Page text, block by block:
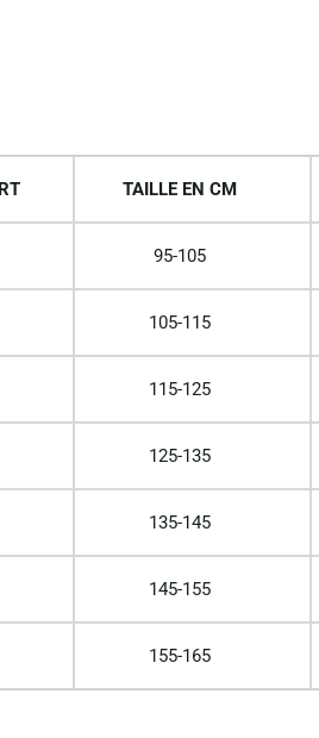
TAILLE EN CM
95-105
105-115
115-125
125-135
135-145
145-155
155-165